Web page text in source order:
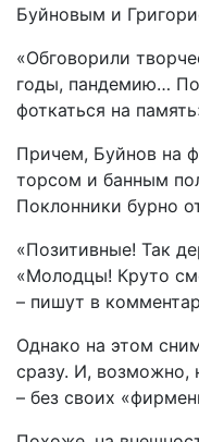
Буйновым и
«Обговорили
годы, пандемию…
фоткаться на
Причем, Буйнов на
торсом и банным
Поклонники бурно
«Позитивные! Так
«Молодцы! Круто
– пишут в
Однако на этом
сразу. И, возможно,
– без своих